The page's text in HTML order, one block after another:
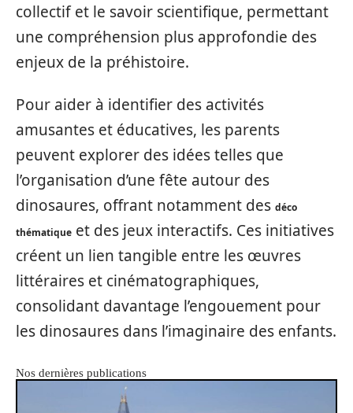
collectif et le savoir scientifique, permettant
une compréhension plus approfondie des
enjeux de la préhistoire.
Pour aider à identifier des activités
amusantes et éducatives, les parents
peuvent explorer des idées telles que
l’organisation d’une fête autour des
dinosaures, offrant notamment des déco
thématique et des jeux interactifs. Ces initiatives
créent un lien tangible entre les œuvres
littéraires et cinématographiques,
consolidant davantage l’engouement pour
les dinosaures dans l’imaginaire des enfants.
Nos dernières publications